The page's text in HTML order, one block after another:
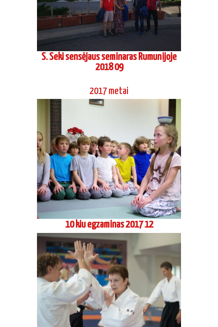
S. Seki sensėjaus seminaras Rumunijoje
2018 09
2017 metai
10 kiu egzaminas 2017 12